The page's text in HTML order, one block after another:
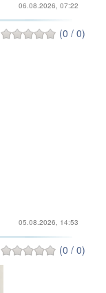
06.08.2026, 07:22
(0 / 0)
05.08.2026, 14:53
(0 / 0)